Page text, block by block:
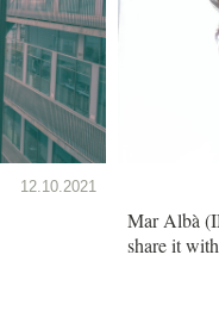
12.10.2021
Mar Albà
share it